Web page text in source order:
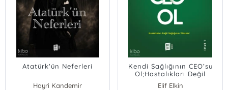
Atatürk'ün Neferleri
Hayri Kandemir
Kendi Sağlığının CEO’su
Ol;Hastalıkları Değil
Sağlığınızı Yönetin!
Elif Elkin